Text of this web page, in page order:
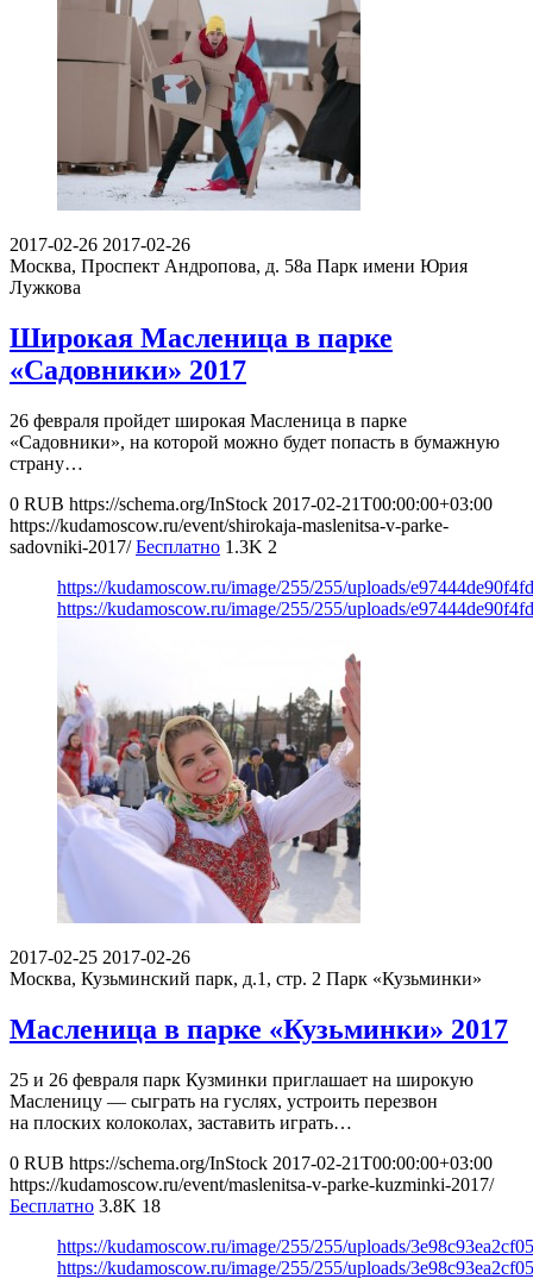
2017-02-26 2017-02-26
Москва, Проспект Андропова, д. 58а Парк имени Юрия
Лужкова
Широкая Масленица в парке
«Садовники» 2017
26 февраля пройдет широкая Масленица в парке
«Садовники», на которой можно будет попасть в бумажную
страну…
0 RUB https://schema.org/InStock 2017-02-21T00:00:00+03:00
https://kudamoscow.ru/event/shirokaja-maslenitsa-v-parke-
sadovniki-2017/ Бесплатно 1.3K 2
https://kudamoscow.ru/image/255/255/uploads/
https://kudamoscow.ru/image/255/255/uploads/
2017-02-25 2017-02-26
Москва, Кузьминский парк, д.1, стр. 2 Парк «Кузьминки»
Масленица в парке «Кузьминки» 2017
25 и 26 февраля парк Кузминки приглашает на широкую
Масленицу — сыграть на гуслях, устроить перезвон
на плоских колоколах, заставить играть…
0 RUB https://schema.org/InStock 2017-02-21T00:00:00+03:00
https://kudamoscow.ru/event/maslenitsa-v-parke-kuzminki-2017/
Бесплатно 3.8K 18
https://kudamoscow.ru/image/255/255/uploads/
https://kudamoscow.ru/image/255/255/uploads/